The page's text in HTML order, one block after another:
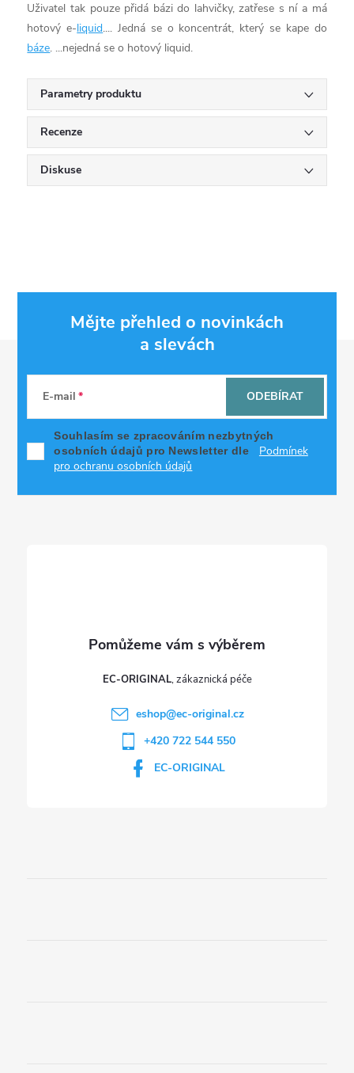
Uživatel tak pouze přidá bázi do lahvičky, zatřese s ní a má
hotový e-liquid.... Jedná se o koncentrát, který se kape do
báze. ...nejedná se o hotový liquid.
Parametry produktu
Recenze
Diskuse
Mějte přehled o novinkách
a slevách
E-mail
Souhlasím se zpracováním nezbytných
osobních údajů pro Newsletter dle
Podmínek
pro ochranu osobních údajů
ODEBÍRAT
EC-ORIGINAL
eshop@ec-original.cz
+420 722 544 550
EC-ORIGINAL